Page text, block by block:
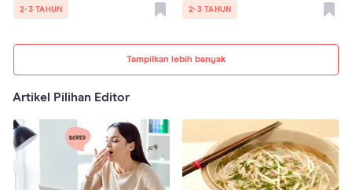
Tampilkan lebih banyak
2-3 TAHUN 2-3 TAHUN
Artikel Pilihan Editor